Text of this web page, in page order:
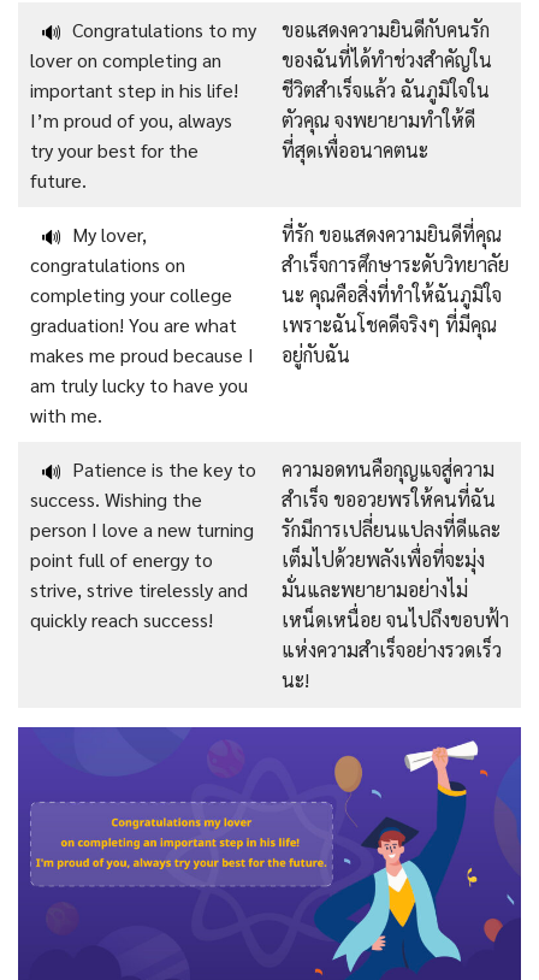
🔊 Congratulations to my
lover on completing an
important step in his life!
I’m proud of you, always
try your best for the
future.
ขอแสดงความยินดีกับคนรัก
ของฉันที่ได้ทำช่วงสำคัญใน
ชีวิตสำเร็จแล้ว ฉันภูมิใจใน
ตัวคุณ จงพยายามทำให้ดี
ที่สุดเพื่ออนาคตนะ
🔊 My lover,
congratulations on
completing your college
graduation! You are what
makes me proud because I
am truly lucky to have you
with me.
ที่รัก ขอแสดงความยินดีที่คุณ
สำเร็จการศึกษาระดับวิทยาลัย
นะ คุณคือสิ่งที่ทำให้ฉันภูมิใจ
เพราะฉันโชคดีจริงๆ ที่มีคุณ
อยู่กับฉัน
🔊 Patience is the key to
success. Wishing the
person I love a new turning
point full of energy to
strive, strive tirelessly and
quickly reach success!
ความอดทนคือกุญแจสู่ความ
สำเร็จ ขออวยพรให้คนที่ฉัน
รักมีการเปลี่ยนแปลงที่ดีและ
เต็มไปด้วยพลังเพื่อที่จะมุ่ง
มั่นและพยายามอย่างไม่
เหน็ดเหนื่อย จนไปถึงขอบฟ้า
แห่งความสำเร็จอย่างรวดเร็ว
นะ!